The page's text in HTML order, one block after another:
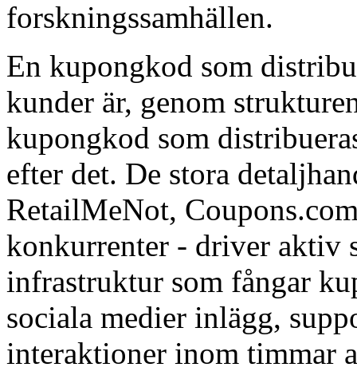
forskningssamhällen.
En kupongkod som
kunder är, genom
kupongkod som
efter det. De stora
RetailMeNot,
konkurrenter - driver aktiv
infrastruktur som fångar
sociala medier inlägg,
interaktioner inom timmar